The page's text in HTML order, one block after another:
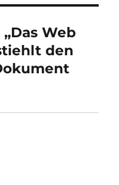
Web
den